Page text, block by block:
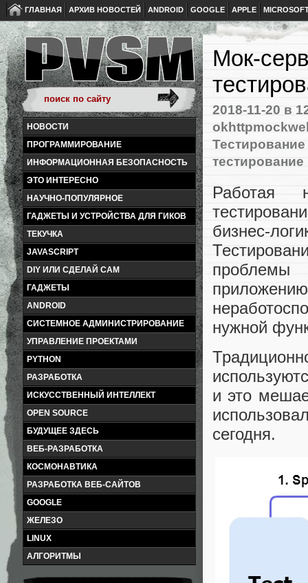
ГЛАВНАЯ АРХИВ НОВОСТЕЙ ANDROID GOOGLE APPLE
НОВОСТИ
ПРОГРАММИРОВАНИЕ
ИНФОРМАЦИОННАЯ БЕЗОПАСНОСТЬ
ЭТО ИНТЕРЕСНО
НАУЧНО-ПОПУЛЯРНОЕ
ГАДЖЕТЫ И УСТРОЙСТВА ДЛЯ ГИКОВ
ТЕКУЧКА
JAVASCRIPT
DIY ИЛИ СДЕЛАЙ САМ
ГАДЖЕТЫ
ANDROID
СИСТЕМНОЕ АДМИНИСТРИРОВАНИЕ
УПРАВЛЕНИЕ ПРОЕКТАМИ
PYTHON
РАЗРАБОТКА
ИСКУССТВЕННЫЙ ИНТЕЛЛЕКТ
OPEN SOURCE
БУДУЩЕЕ ЗДЕСЬ
ВЕБ-РАЗРАБОТКА
КОСМОНАВТИКА
РАЗРАБОТКА ВЕБ-САЙТОВ
GOOGLE
ЖЕЛЕЗО
LINUX
АЛГОРИТМЫ
Мок-
2018-11-20 в
тестирование
Работая
бизнес-
нужной
и это
сегодня.